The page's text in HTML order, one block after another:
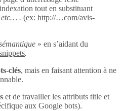
tout en substituant
etc… . (ex: http://…com/avis-
» en s’aidant du
.
clés, mais en faisant attention à ne
et de travailler les attributs title et
aux Google bots).